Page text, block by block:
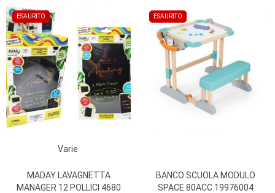
ESAURITO
Varie
MADAY LAVAGNETTA
MANAGER 12 POLLICI 4680
ESAURITO
BANCO SCUOLA MODULO
SPACE 80ACC.19976004